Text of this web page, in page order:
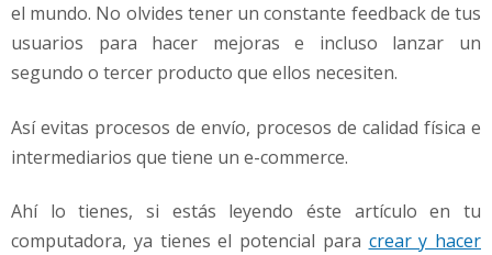
el mundo. No olvides tener un constante feedback de tus
usuarios para hacer mejoras e incluso lanzar un
segundo o tercer producto que ellos necesiten.
Así evitas procesos de envío, procesos de calidad física e
intermediarios que tiene un e-commerce.
Ahí lo tienes, si estás leyendo éste artículo en tu
computadora, ya tienes el potencial para crear y hacer